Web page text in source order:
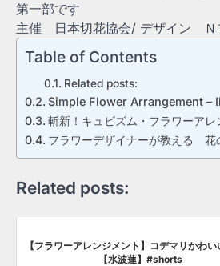
第一部です
主催 日本切花協会/ デザイン Ｎ
Table of Contents
Related posts:
Simple Flower Arrangement –
斬新！キュビズム・フラワーア
フラワーデザイナーが教える
Related posts:
【フラワーアレンジメント】コデマリかわい
【水波蓮】#shorts